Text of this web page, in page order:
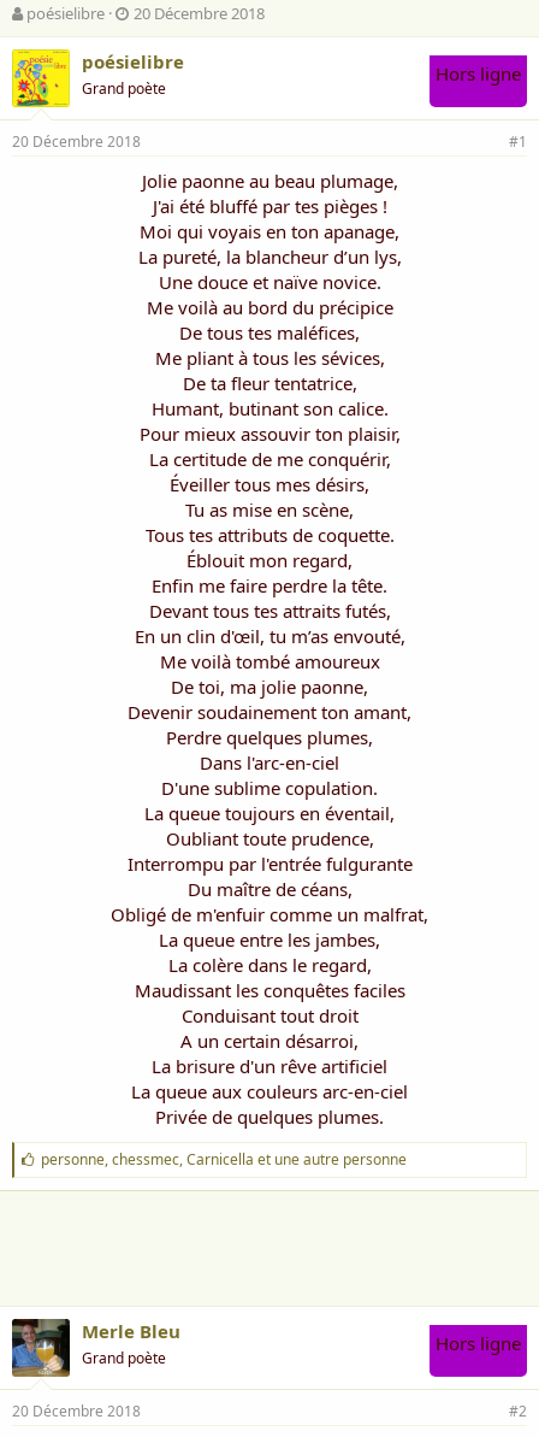
A
u
t
e
u
r
d
e
poésielibre
D
a
t
d
e
d
é
b
20 Décembre 2018
poésielibre
Grand poète
Hors ligne
20 Décembre 2018 #1
Jolie paonne au beau plumage,
J'ai été bluffé par tes pièges !
Moi qui voyais en ton apanage,
La pureté, la blancheur d’un lys,
Une douce et naïve novice.
Me voilà au bord du précipice
De tous tes maléfices,
Me pliant à tous les sévices,
De ta fleur tentatrice,
Humant, butinant son calice.
Pour mieux assouvir ton plaisir,
La certitude de me conquérir,
Éveiller tous mes désirs,
Tu as mise en scène,
Tous tes attributs de coquette.
Éblouit mon regard,
Enfin me faire perdre la tête.
Devant tous tes attraits futés,
En un clin d'œil, tu m’as envouté,
Me voilà tombé amoureux
De toi, ma jolie paonne,
Devenir soudainement ton amant,
Perdre quelques plumes,
Dans l'arc-en-ciel
D'une sublime copulation.
La queue toujours en éventail,
Oubliant toute prudence,
Interrompu par l'entrée fulgurante
Du maître de céans,
Obligé de m'enfuir comme un malfrat,
La queue entre les jambes,
La colère dans le regard,
Maudissant les conquêtes faciles
Conduisant tout droit
A un certain désarroi,
La brisure d'un rêve artificiel
La queue aux couleurs arc-en-ciel
Privée de quelques plumes.​
J
'
a
personne,chessmec,Carnicella et une autre personne
Merle Bleu
Grand poète
Hors ligne
20 Décembre 2018 #2